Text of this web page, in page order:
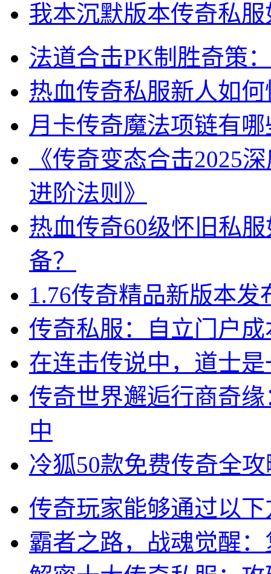
我本沉默版本传奇私
法道合击PK制胜奇策
热血传奇私服新人如
月卡传奇魔法项链有
《传奇变态合击2025
进阶法则》
热血传奇60级怀旧私
备？
1.76传奇精品新版本
传奇私服：自立门户
在连击传说中，道士
传奇世界邂逅行商奇
中
冷狐50款免费传奇全
传奇玩家能够通过以
霸者之路，战魂觉醒